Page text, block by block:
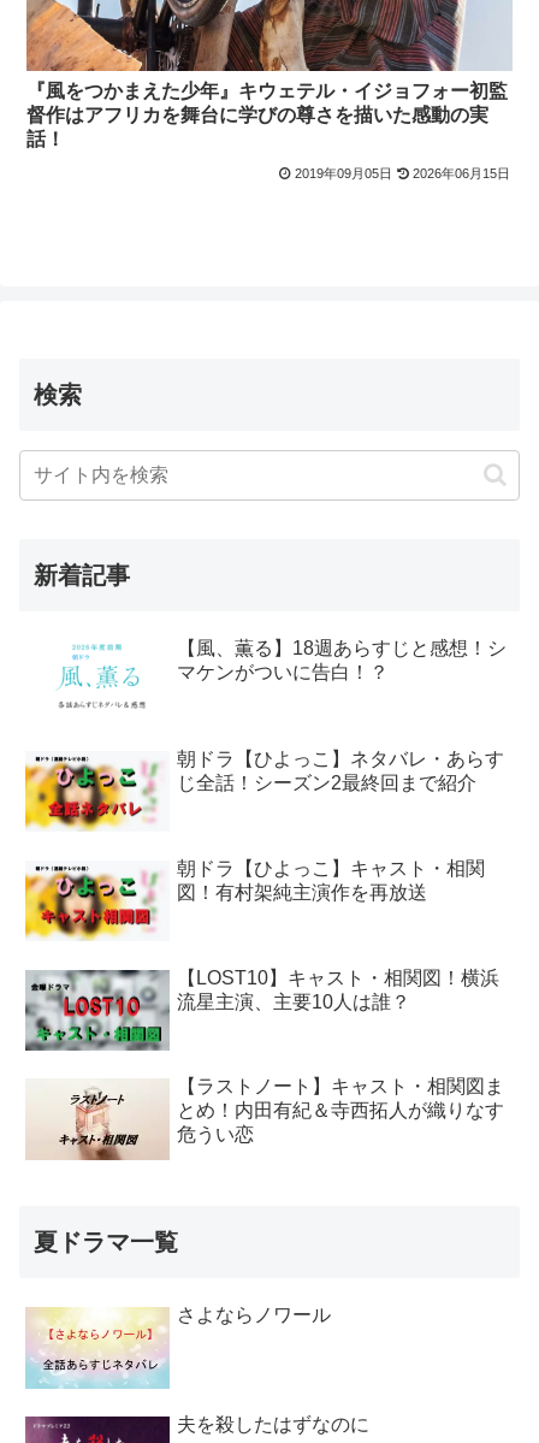
『風をつかまえた少年』キウェテル・イジョフォー初監
督作はアフリカを舞台に学びの尊さを描いた感動の実
話！
2019年09月05日 2026年06月15日
検索
新着記事
【風、薫る】18週あらすじと感想！シ
マケンがついに告白！？
朝ドラ【ひよっこ】ネタバレ・あらす
じ全話！シーズン2最終回まで紹介
朝ドラ【ひよっこ】キャスト・相関
図！有村架純主演作を再放送
【LOST10】キャスト・相関図！横浜
流星主演、主要10人は誰？
【ラストノート】キャスト・相関図ま
とめ！内田有紀＆寺西拓人が織りなす
危うい恋
夏ドラマ一覧
さよならノワール
夫を殺したはずなのに